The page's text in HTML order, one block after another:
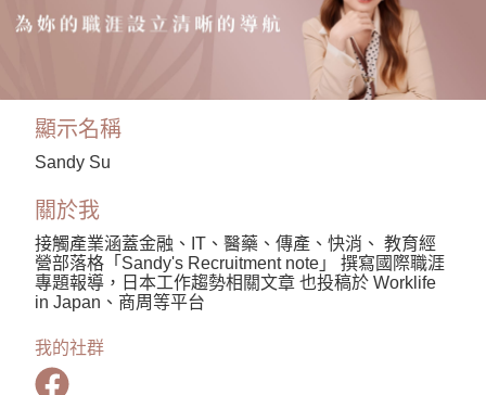
顯示名稱
Sandy Su
關於我
接觸產業涵蓋金融、IT、醫藥、傳產、快消、 教育經
營部落格「Sandy's Recruitment note」 撰寫國際職涯
專題報導，日本工作趨勢相關文章 也投稿於 Worklife
in Japan、商周等平台
我的社群